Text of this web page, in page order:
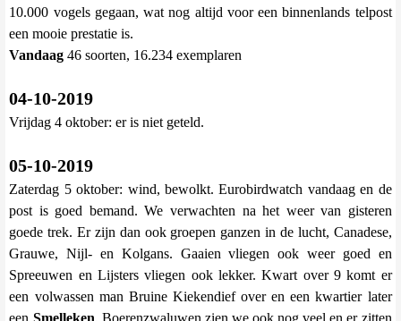
10.000 vogels gegaan, wat nog altijd voor een binnenlands telpost
een mooie prestatie is.
Vandaag 46 soorten, 16.234 exemplaren
04-10-2019
Vrijdag 4 oktober: er is niet geteld.
05-10-2019
Zaterdag 5 oktober: wind, bewolkt. Eurobirdwatch vandaag en de
post is goed bemand. We verwachten na het weer van gisteren
goede trek. Er zijn dan ook groepen ganzen in de lucht, Canadese,
Grauwe, Nijl- en Kolgans. Gaaien vliegen ook weer goed en
Spreeuwen en Lijsters vliegen ook lekker. Kwart over 9 komt er
een volwassen man Bruine Kiekendief over en een kwartier later
een Smelleken. Boerenzwaluwen zien we ook nog veel en er zitten